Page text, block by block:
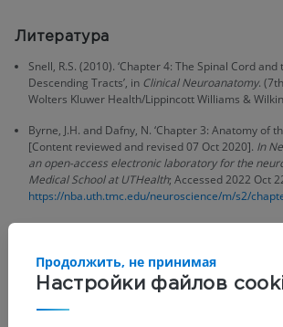
Литература
Snell, R.S. (2010). ‘Chapter 4: The Spinal Cord
Descending Tracts’, in Clinical Neuroanatomy.
Wolters Kluwer Health/Lippincott Williams &
Byrne, J.H. and Dafny, N. ‘Chapter 3: Anatomy of
[Content reviewed and revised 07 Oct 2020]. In
an open-access electronic laboratory for the
Medical School at UTHealth; Accessed 2022 Oct
https://nba.uth.tmc.edu/neuroscience/m/s2/
Brown, A.G. (1982). Review article the dorsal
Integration, 67(2), pp.193-212.
https://doi.org/10.1113/expphysiol.1982.sp002630
Ganapathy, M.K., Reddy, V. and Tadi, P.
Настройки файлов
Продолжить, не принимая